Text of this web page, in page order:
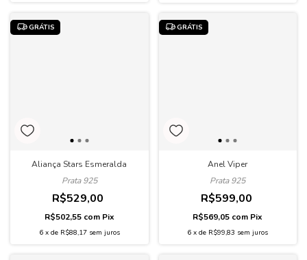
GRÁTIS
Aliança Stars Esmeralda
Prata 925
R$529,00
R$502,55 com Pix
6 x de R$88,17 sem juros
GRÁTIS
Anel Viper
Prata 925
R$599,00
R$569,05 com Pix
6 xde R$99,83 sem juros